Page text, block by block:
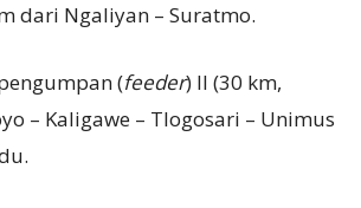
dari Ngaliyan – Suratmo.
(feeder) II (30 km,
– Kaligawe – Tlogosari – Unimus